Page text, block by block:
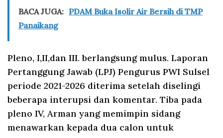
BACA JUGA: PDAM Buka Isolir Air Bersih di TMP
Panaikang
Pleno, I,II,dan III. berlangsung mulus. Laporan
Pertanggung Jawab (LPJ) Pengurus PWI Sulsel
periode 2021-2026 diterima setelah diselingi
beberapa interupsi dan komentar. Tiba pada
pleno IV, Arman yang memimpin sidang
menawarkan kepada dua calon untuk